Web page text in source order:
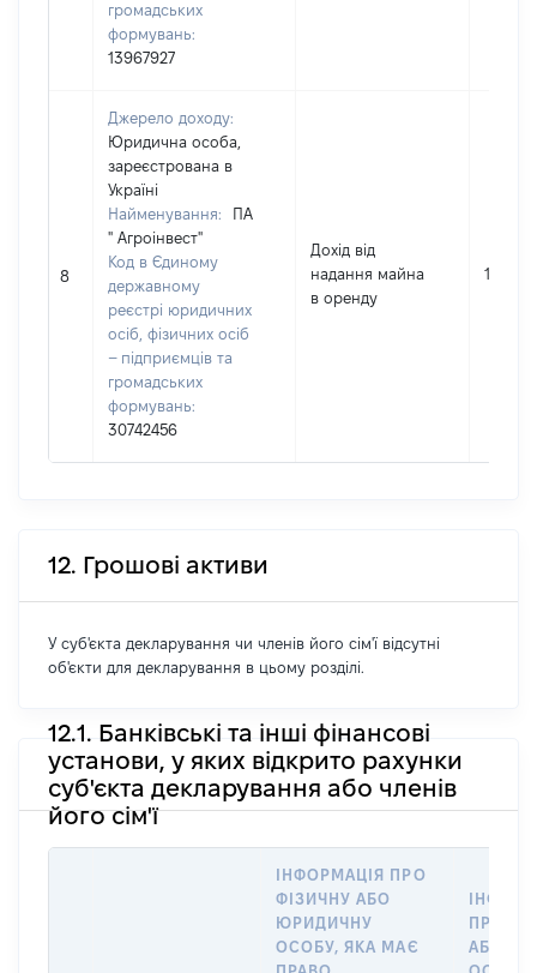
громадських
формувань:
13967927
8
Джерело доходу:
Юридична особа,
зареєстрована в
Україні
Найменування:
ПА
" Агроінвест"
Код в Єдиному
державному
реєстрі юридичних
осіб, фізичних осіб
– підприємців та
громадських
формувань:
30742456
Дохід від
надання майна
в оренду
16105
12. Грошові активи
У суб'єкта декларування чи членів його сім'ї відсутні
об'єкти для декларування в цьому розділі.
12.1. Банківські та інші фінансові
установи, у яких відкрито рахунки
суб'єкта декларування або членів
його сім'ї
ІНФОРМАЦІЯ ПРО
ФІЗИЧНУ АБО
ЮРИДИЧНУ
ОСОБУ, ЯКА МАЄ
ПРО
АБО